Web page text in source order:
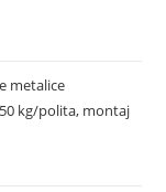
metalice
kg/polita, montaj